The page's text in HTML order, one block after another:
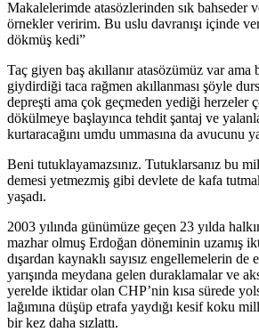
Makalelerimde atasözlerinden sık bahseder
örnekler veririm. Bu uslu davranışı içinde
dökmüş kedi”
Taç giyen baş akıllanır atasözümüz var ama
giydirdiği taca rağmen akıllanması şöyle
depreşti ama çok geçmeden yediği herzeler
dökülmeye başlayınca tehdit şantaj ve
kurtaracağını umdu ummasına da avucunu
Beni tutuklayamazsınız. Tutuklarsanız bu
demesi yetmezmiş gibi devlete de kafa
yaşadı.
2003 yılında günümüze geçen 23 yılda
mazhar olmuş Erdoğan döneminin uzamış
dışardan kaynaklı sayısız engellemelerin
yarışında meydana gelen duraklamalar ve
yerelde iktidar olan CHP’nin kısa sürede
lağımına düşüp etrafa yaydığı kesif koku
bir kez daha sızlattı.